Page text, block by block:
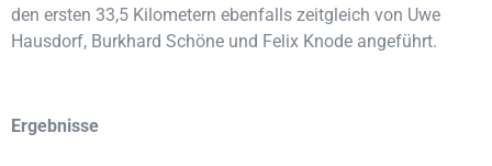
den ersten 33,5 Kilometern ebenfalls zeitgleich von Uwe
Hausdorf, Burkhard Schöne und Felix Knode angeführt.
Ergebnisse